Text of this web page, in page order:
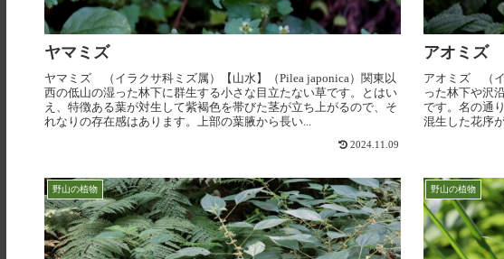
ヤマミズ
ヤマミズ （イラクサ科ミズ属）【山水】（Pilea japonica）関東以
西の低山の湿った林下に群生する小さな目立たない草です。とはい
え、特徴ある葉が対生して紫褐色を帯びた茎が立ち上がるので、そ
れなりの存在感はあります。上部の葉腋から長い...
2024.11.09
アオミズ
アオミズ （イ
った林下や沢
です。名の通
混生した花序
野山の植物 野山の植物